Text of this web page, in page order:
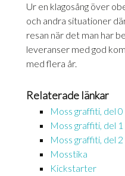
FLÖDE
LÄNK
BÄDDA IN
Ur en klagosång över
och andra situationer
resan när det man har
leveranser med god
med flera år.
Relaterade länkar
Moss graffiti, del 0
Moss graffiti, del 1
Moss graffiti, del 2
Mosstika
Kickstarter